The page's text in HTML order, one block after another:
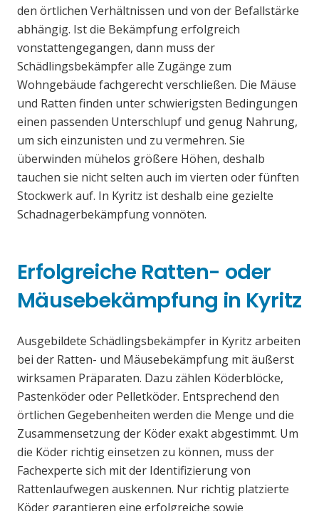
den örtlichen Verhältnissen und von der Befallstärke
abhängig. Ist die Bekämpfung erfolgreich
vonstattengegangen, dann muss der
Schädlingsbekämpfer alle Zugänge zum
Wohngebäude fachgerecht verschließen. Die Mäuse
und Ratten finden unter schwierigsten Bedingungen
einen passenden Unterschlupf und genug Nahrung,
um sich einzunisten und zu vermehren. Sie
überwinden mühelos größere Höhen, deshalb
tauchen sie nicht selten auch im vierten oder fünften
Stockwerk auf. In Kyritz ist deshalb eine gezielte
Schadnagerbekämpfung vonnöten.
Erfolgreiche Ratten- oder
Mäusebekämpfung in Kyritz
Ausgebildete Schädlingsbekämpfer in Kyritz arbeiten
bei der Ratten- und Mäusebekämpfung mit äußerst
wirksamen Präparaten. Dazu zählen Köderblöcke,
Pastenköder oder Pelletköder. Entsprechend den
örtlichen Gegebenheiten werden die Menge und die
Zusammensetzung der Köder exakt abgestimmt. Um
die Köder richtig einsetzen zu können, muss der
Fachexperte sich mit der Identifizierung von
Rattenlaufwegen auskennen. Nur richtig platzierte
Köder garantieren eine erfolgreiche sowie